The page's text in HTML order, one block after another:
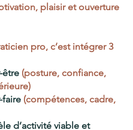
plaisir et ouverture
pro, c’est intégrer 3
être (posture, confiance,
faire (compétences, cadre,
d’activité viable et